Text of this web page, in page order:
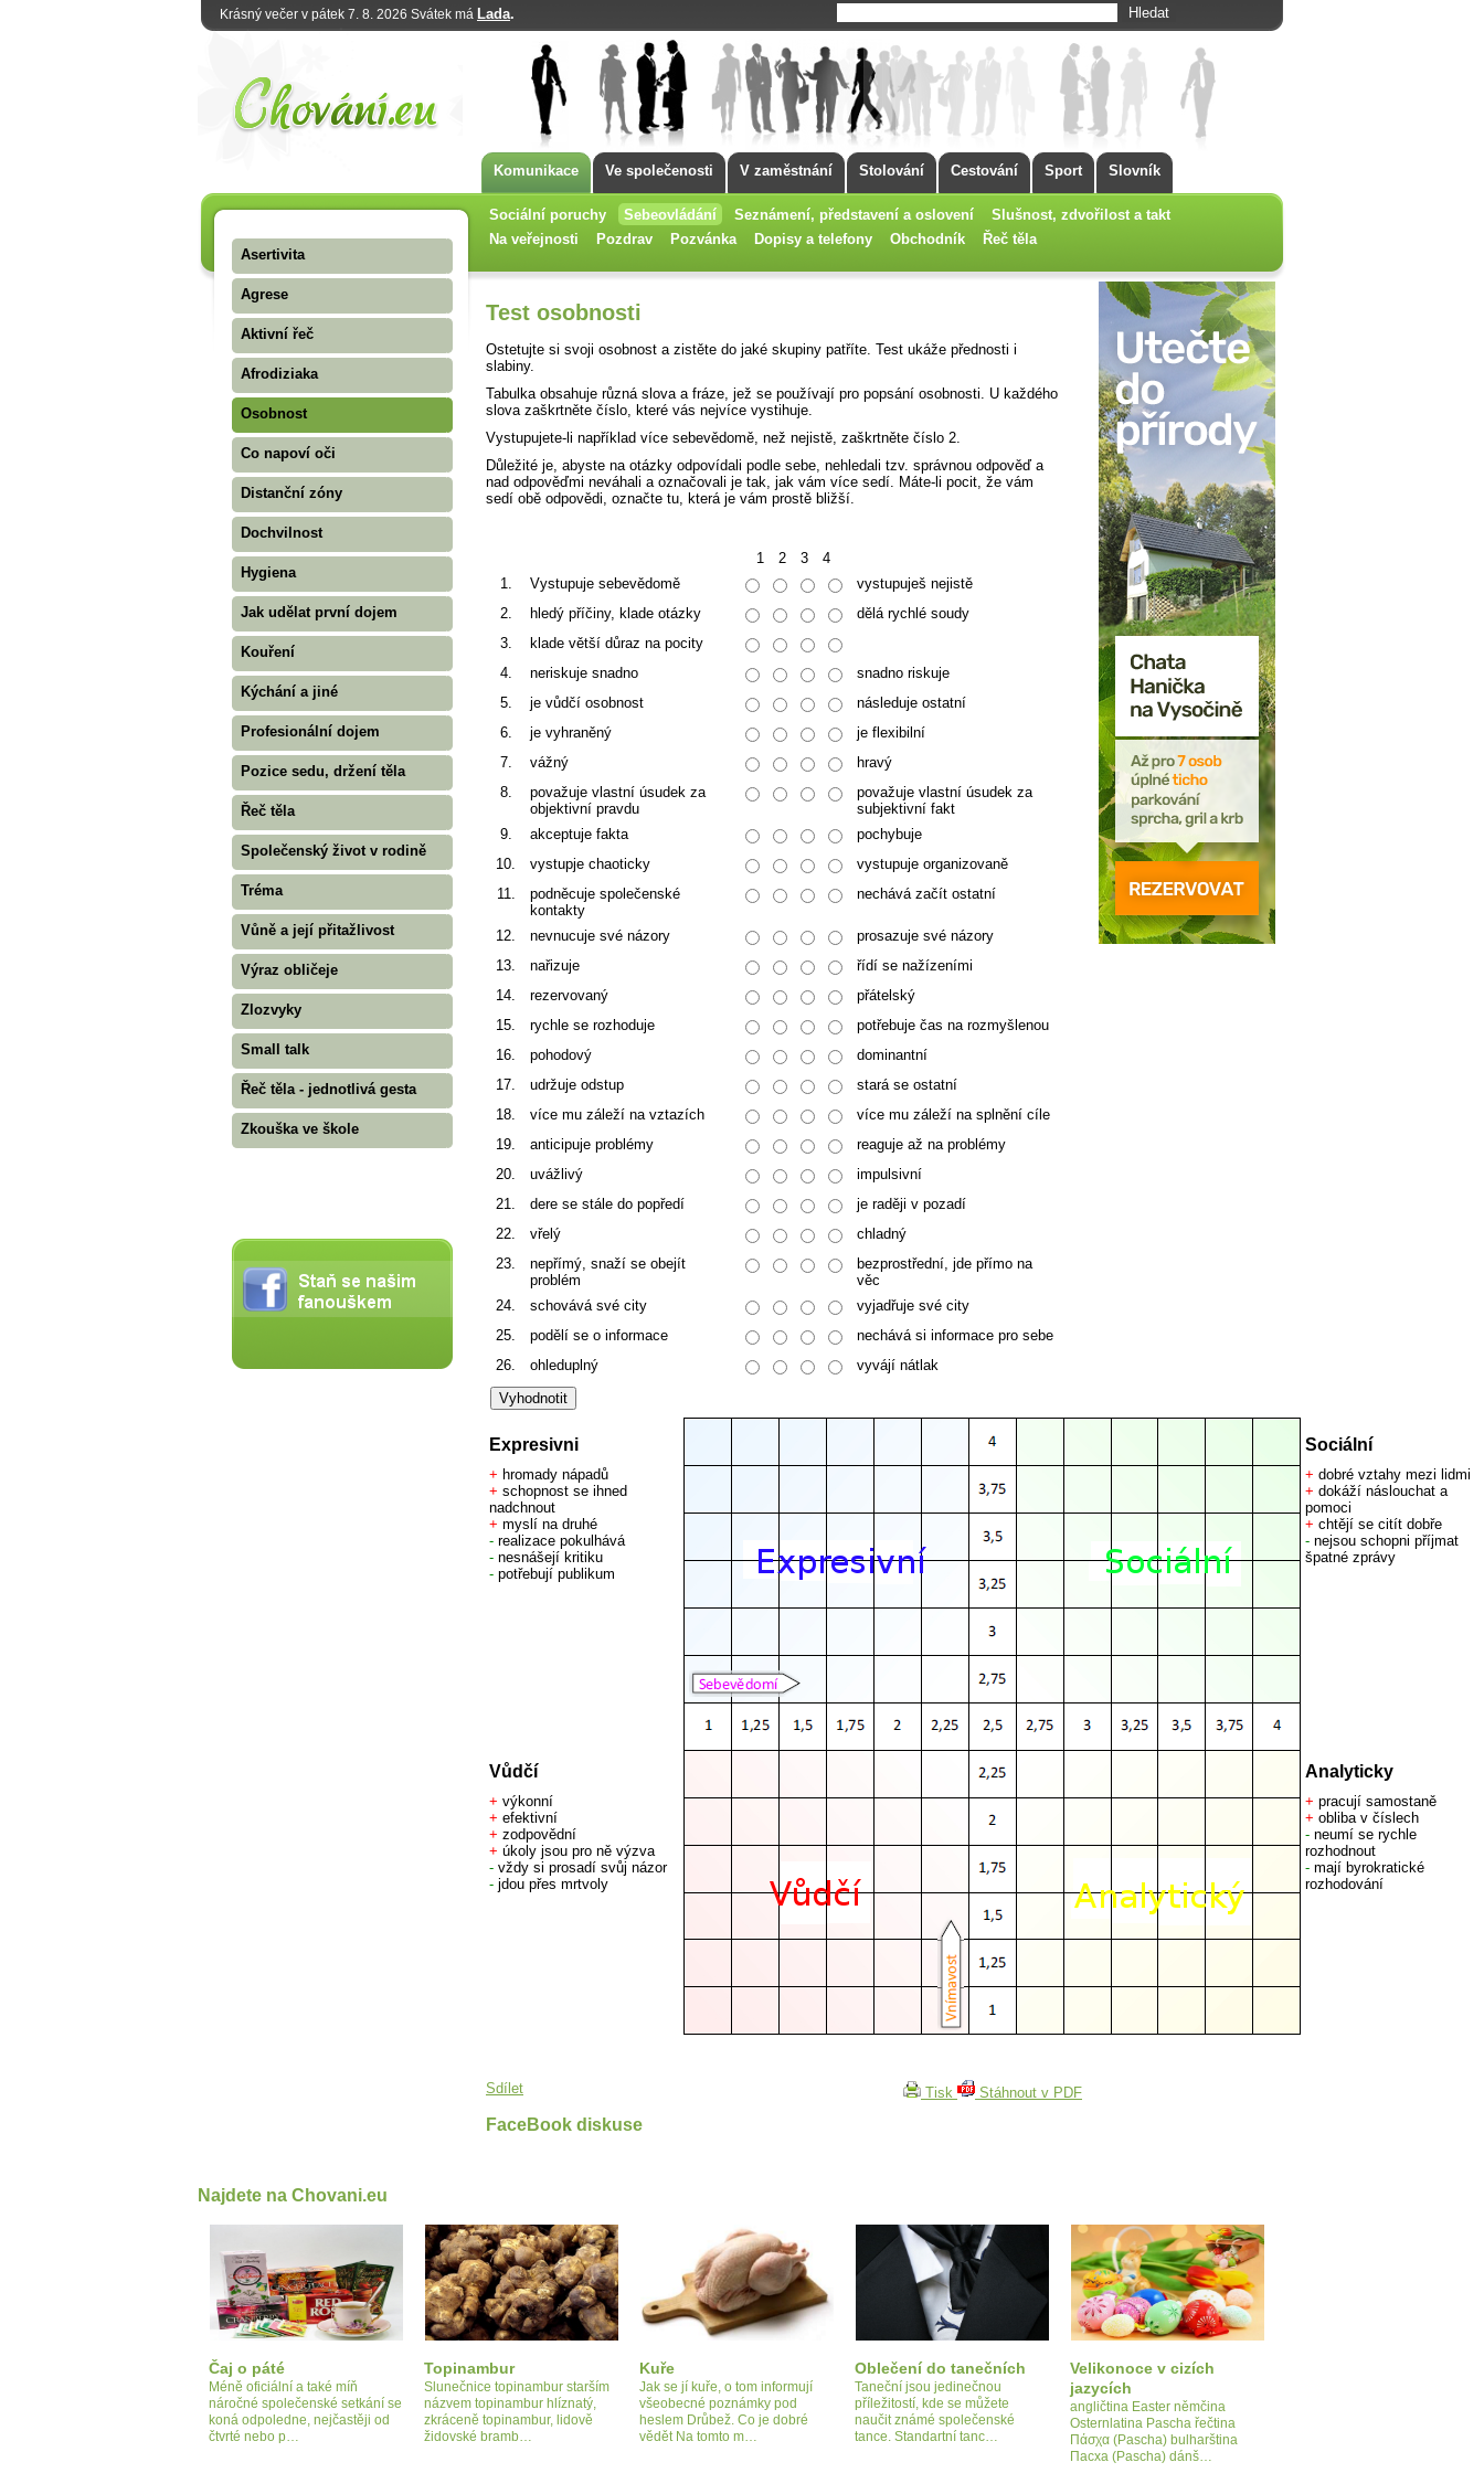
Krásný večer v pátek 7. 8. 2026 Svátek má Lada.
Komunikace Ve společenosti V zaměstnání Stolování Cestování Sport Slovník
Sociální poruchy Sebeovládání Seznámení, představení a oslovení
Slušnost, zdvořilost a takt
Na veřejnosti
Pozdrav Pozvánka Dopisy a telefony Obchodník
Řeč těla
Asertivita
Agrese
Aktivní řeč
Afrodiziaka
Osobnost
Co napoví oči
Distanční zóny
Dochvilnost
Hygiena
Jak udělat první dojem
Kouření
Kýchání a jiné
Profesionální dojem
Pozice sedu, držení těla
Řeč těla
Společenský život v rodině
Tréma
Vůně a její přitažlivost
Výraz obličeje
Zlozvyky
Small talk
Řeč těla - jednotlivá gesta
Zkouška ve škole
Test osobnosti
Ostetujte si svoji osobnost a zistěte do jaké skupiny patříte. Test ukáže přednosti i
slabiny.
Tabulka obsahuje různá slova a fráze, jež se používají pro popsání osobnosti. U každého
slova zaškrtněte číslo, které vás nejvíce vystihuje.
Vystupujete-li například více sebevědomě, než nejistě, zaškrtněte číslo 2.
Důležité je, abyste na otázky odpovídali podle sebe, nehledali tzv. správnou odpověď a
nad odpověďmi neváhali a označovali je tak, jak vám více sedí. Máte-li pocit, že vám
sedí obě odpovědi, označte tu, která je vám prostě bližší.
1 2 3
4
1.
Vystupuje sebevědomě
vystupuješ nejistě
2.
hledý příčiny, klade otázky
dělá rychlé soudy
3.
klade větší důraz na pocity
4.
neriskuje snadno
snadno riskuje
5.
je vůdčí osobnost
následuje ostatní
6.
je vyhraněný
je flexibilní
7.
vážný
hravý
8.
považuje vlastní úsudek za
objektivní pravdu
považuje vlastní úsudek za
subjektivní fakt
9.
akceptuje fakta
pochybuje
10.
vystupje chaoticky
vystupuje organizovaně
11.
podněcuje společenské
kontakty
nechává začít ostatní
12. nevnucuje své názory
prosazuje své názory
13.
nařizuje
řídí se nažízeními
14.
rezervovaný
přátelský
15.
rychle se rozhoduje
potřebuje čas na rozmyšlenou
16.
pohodový
dominantní
17.
udržuje odstup
stará se ostatní
18.
více mu záleží na vztazích
více mu záleží na splnění cíle
19.
anticipuje problémy
reaguje až na problémy
20.
uvážlivý
impulsivní
21.
dere se stále do popředí
je raději v pozadí
22.
vřelý
chladný
23.
nepřímý, snaží se obejít
problém
bezprostřední, jde přímo na
věc
24.
schovává své city
vyjadřuje své city
25.
podělí se o informace
nechává si informace pro sebe
26.
ohleduplný vyvájí nátlak
Expresivni
+ hromady nápadů
+ schopnost se ihned
nadchnout
+ myslí na druhé
- realizace pokulhává
- nesnášejí kritiku
- potřebují publikum
Sociální
+ dobré vztahy mezi lidmi
+ dokáží náslouchat a
pomoci
+ chtějí se citít dobře
- nejsou schopni příjmat
špatné zprávy
Vůdčí
+ výkonní
+ efektivní
+ zodpovědní
+ úkoly jsou pro ně výzva
- vždy si prosadí svůj názor
- jdou přes mrtvoly
Analyticky
+ pracují samostaně
+ obliba v číslech
- neumí se rychle
rozhodnout
- mají byrokratické
rozhodování
Sdílet Tisk Stáhnout v PDF
FaceBook diskuse
Najdete na Chovani.eu
Čaj o páté
Méně oficiální a také míň
náročné společenské setkání se
koná odpoledne, nejčastěji od
čtvrté nebo p…
Topinambur
Slunečnice topinambur starším
názvem topinambur hlíznatý,
zkráceně topinambur, lidově
židovské bramb…
Kuře
Jak se jí kuře, o tom informují
všeobecné poznámky pod
heslem Drůbež. Co je dobré
vědět Na tomto m…
Oblečení do tanečních
Taneční jsou jedinečnou
příležitostí, kde se můžete
naučit známé společenské
tance. Standartní tanc…
Velikonoce v cizích
jazycích
angličtina Easter němčina
Osternlatina Pascha řečtina
Πάσχα (Pascha) bulharština
Пасха (Pascha) dánš…